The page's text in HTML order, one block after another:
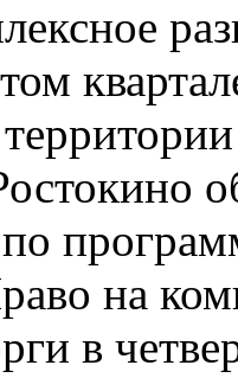
на
в